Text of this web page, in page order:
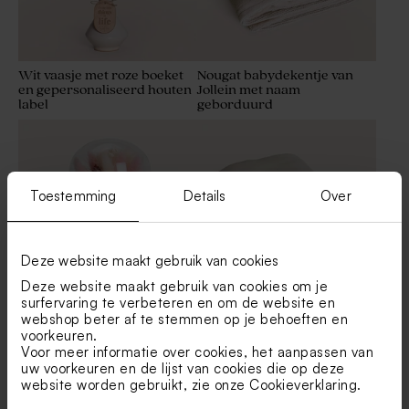
Toestemming Details Over
Deze website maakt gebruik van cookies
Deze website maakt gebruik van cookies om je
surfervaring te verbeteren en om de website en
webshop beter af te stemmen op je behoeften en
voorkeuren.
Voor meer informatie over cookies, het aanpassen van
uw voorkeuren en de lijst van cookies die op deze
website worden gebruikt, zie onze Cookieverklaring.
Wit vaasje met roze boeket
en gepersonaliseerd houten
label
Nougat babydekentje van
Jollein met naam
geborduurd
Droogbloemen in
gepersonaliseerde stolp met
eigen tekst en foto - L
Geborduurd zomers
babydekentje van Jollein met
Nieuw